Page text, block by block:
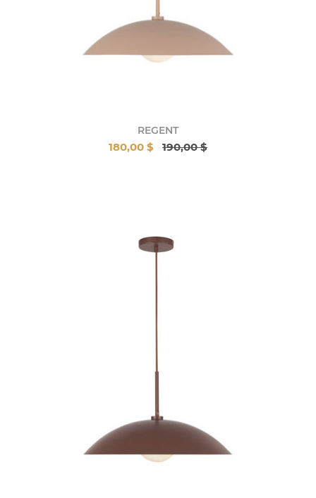
REGENT
180,00 $ 190,00 $